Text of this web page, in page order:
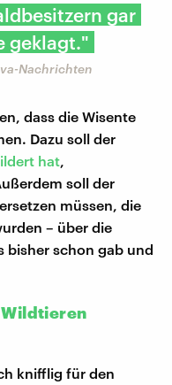
gar
geklagt."
Nachrichten
dass die Wisente
Dazu soll der
hat
soll der
müssen, die
– über die
bisher schon gab und
Wildtieren
knifflig für den